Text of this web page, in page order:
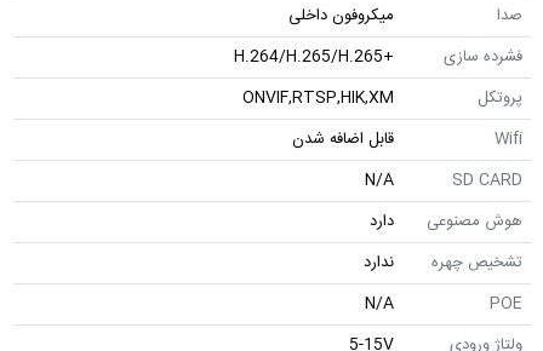
صدا
میکروفون داخلی
فشرده سازی
+H.264/H.265/H.265
پروتکل
ONVIF,RTSP,HIK,XM
Wifi
قابل اضافه شدن
SD CARD
N/A
هوش مصنوعی
دارد
تشخیص چهره
ندارد
POE
N/A
ولتاژ ورودی
5-15V